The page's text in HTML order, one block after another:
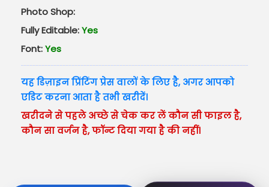
Photo Shop:
Fully Editable:Yes
Font:Yes
यह डिज़ाइन प्रिंटिंग प्रेस वालों के लिए है, अगर आपको
एडिट करना आता है तभी खरीदें।
खरीदने से पहले अच्छे से चेक कर लें कौन सी फाइल है,
कौन सा वर्जन है, फॉन्ट दिया गया है की नहीं।